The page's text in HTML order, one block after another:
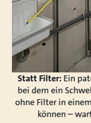
Statt Filter:Ein
bei dem ein
ohne Filter in
können –